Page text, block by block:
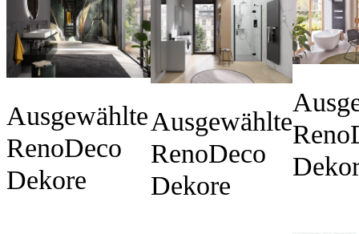
Ausgewählte
RenoDeco
Dekore
Ausgewählte
RenoDeco
Dekore